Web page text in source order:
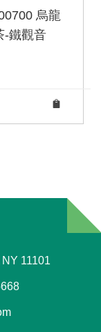
烏龍
-鐵觀音
11101